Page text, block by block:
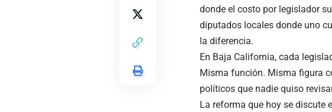
donde el costo por legislador
diputados locales donde uno
la diferencia.
En Baja California, cada
Misma función. Misma figura
políticos que nadie quiso
La reforma que hoy se discute